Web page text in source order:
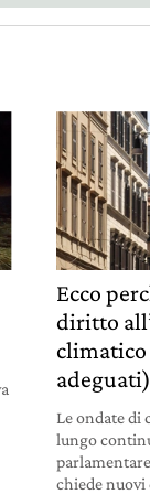
Ecco
diritto
adeguati)
Le ondate di
lungo
parlamentare
chiede